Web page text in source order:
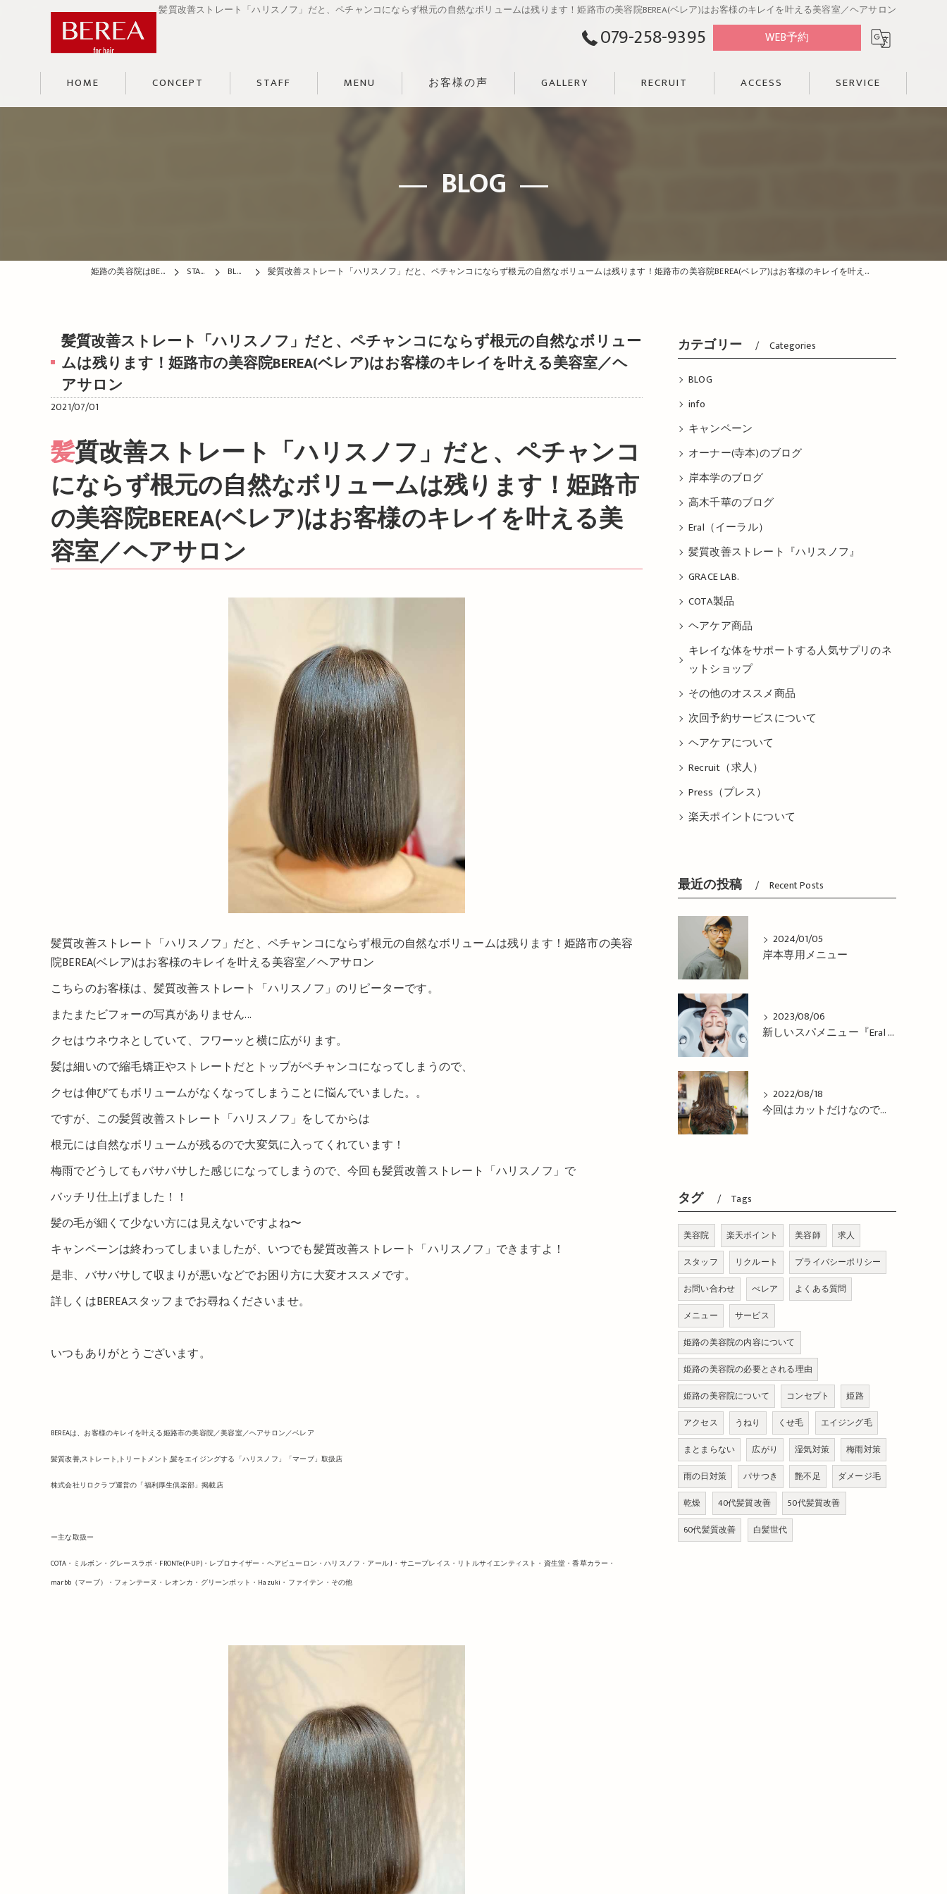
髪質改善ストレート「ハリスノフ」だと、ペチャンコにならず根元の自然なボリュームは残ります！姫路市の美容院BEREA(ベレア)はお客様のキレイを叶える美容室／ヘアサロン
079-258-9395 WEB予約
HOME CONCEPT STAFF MENU お客様の声 GALLERY RECRUIT ACCESS SERVICE
BLOG
姫路の美容院はBEREA STAFF BLOG 髪質改善ストレート「ハリスノフ」だと、ペチャンコにならず根元の自然なボリュームは残ります！姫路市の美容院BEREA(ベレア)はお客様のキレイを叶える美容室／ヘアサロン
髪質改善ストレート「ハリスノフ」だと、ペチャンコにならず根元の自然なボリュー
ムは残ります！姫路市の美容院BEREA(ベレア)はお客様のキレイを叶える美容室／ヘ
アサロン
2021/07/01
髪質改善ストレート「ハリスノフ」だと、ペチャンコ
にならず根元の自然なボリュームは残ります！姫路市
の美容院BEREA(ベレア)はお客様のキレイを叶える美
容室／ヘアサロン
髪質改善ストレート「ハリスノフ」だと、ペチャンコにならず根元の自然なボリュームは残ります！姫路市の美容
院BEREA(ベレア)はお客様のキレイを叶える美容室／ヘアサロン
こちらのお客様は、髪質改善ストレート「ハリスノフ」のリピーターです。
またまたビフォーの写真がありません...
クセはウネウネとしていて、フワーッと横に広がります。
髪は細いので縮毛矯正やストレートだとトップがペチャンコになってしまうので、
クセは伸びてもボリュームがなくなってしまうことに悩んでいました。。
ですが、この髪質改善ストレート「ハリスノフ」をしてからは
根元には自然なボリュームが残るので大変気に入ってくれています！
梅雨でどうしてもバサバサした感じになってしまうので、今回も髪質改善ストレート「ハリスノフ」で
バッチリ仕上げました！！
髪の毛が細くて少ない方には見えないですよね〜
キャンペーンは終わってしまいましたが、いつでも髪質改善ストレート「ハリスノフ」できますよ！
是非、バサバサして収まりが悪いなどでお困り方に大変オススメです。
詳しくはBEREAスタッフまでお尋ねくださいませ。
いつもありがとうございます。
BEREAは、お客様のキレイを叶える姫路市の美容院／美容室／ヘアサロン／ベレア
髪質改善,ストレート,トリートメント,髪をエイジングする「ハリスノフ」「マーブ」取扱店
株式会社リロクラブ運営の「福利厚生倶楽部」掲載店
ー主な取扱ー
COTA・ミルボン・グレースラボ・FRONTe(P-UP)・レプロナイザー・ヘアビューロン・ハリスノフ・アール J・サニープレイス・リトルサイエンティスト・資生堂・香草カラー・
marbb（マーブ）・フォンテーヌ・レオンカ・グリーンポット・Hazuki・ファイテン・その他
カテゴリー Categories
BLOG
info
キャンペーン
オーナー(寺本)のブログ
岸本学のブログ
高木千華のブログ
Eral（イーラル）
髪質改善ストレート『ハリスノフ』
GRACE LAB.
COTA製品
ヘアケア商品
キレイな体をサポートする人気サプリのネ
ットショップ
その他のオススメ商品
次回予約サービスについて
ヘアケアについて
Recruit（求人）
Press（プレス）
楽天ポイントについて
最近の投稿 Recent Posts
2024/01/05
岸本専用メニュー
2023/08/06
新しいスパメニュー『Eral Head Cure』が 登場！姫路市の美容院BEREA(ベレア)はお客様のキレイを叶える美容室／ヘアサロン
2022/08/18
今回はカットだけなので、コテで巻き巻き仕上げ！姫路市の美容院BEREA(ベレア)はお客様のキレイを叶える美容室／ヘアサロン
タグ Tags
美容院 楽天ポイント 美容師
求人
スタッフ
リクルート
プライバシーポリシー
お問い合わせ
べレア
よくある質問
メニュー
サービス
姫路の美容院の内容について
姫路の美容院の必要とされる理由
姫路の美容院について
コンセプト
姫路
アクセス
うねり くせ毛
エイジング毛
まとまらない
広がり 湿気対策
梅雨対策
雨の日対策
パサつき 艶不足
ダメージ毛
乾燥
40代髪質改善
50代髪質改善
60代髪質改善
白髪世代